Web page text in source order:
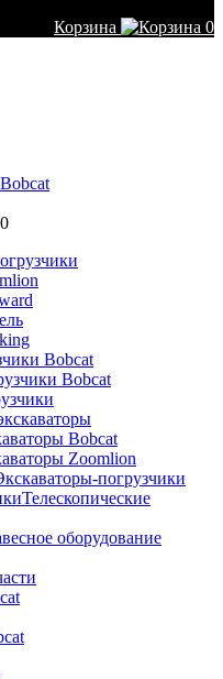
Корзина
0
Bobcat
Bobcat
Bobcat
Zoomlion
погрузчики
Телескопические
оборудование